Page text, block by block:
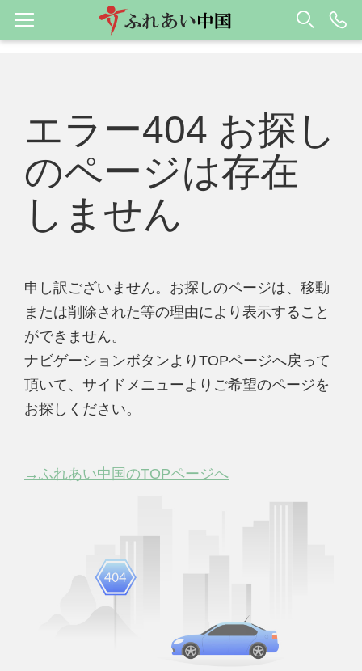
エラー404 お探し
のページは存在
しません
申し訳ございません。お探しのページは、移動
または削除された等の理由により表示すること
ができません。
ナビゲーションボタンよりTOPページへ戻って
頂いて、サイドメニューよりご希望のページを
お探しください。
→ふれあい中国のTOPページへ